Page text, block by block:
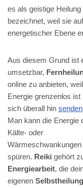
es als geistige Heilung
bezeichnet, weil sie auf
energetischer Ebene
Aus diesem Grund ist
umsetzbar,
online zu anbieten, weil
Energie grenzenlos ist
sich überall hin senden
Man kann die Energie
Kälte- oder
Wärmeschwankungen
spüren. Reiki gehört
Energiearbeit, die
eigenen